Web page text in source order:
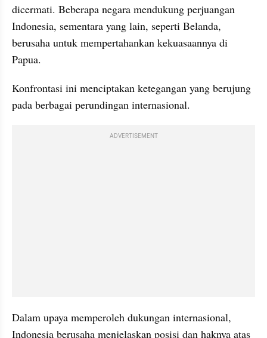
dicermati. Beberapa negara mendukung perjuangan
Indonesia, sementara yang lain, seperti Belanda,
berusaha untuk mempertahankan kekuasaannya di
Papua.
Konfrontasi ini menciptakan ketegangan yang berujung
pada berbagai perundingan internasional.
ADVERTISEMENT
Dalam upaya memperoleh dukungan internasional,
Indonesia berusaha menjelaskan posisi dan haknya atas